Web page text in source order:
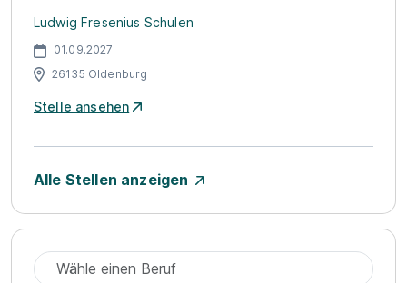
Ludwig Fresenius Schulen
01.09.2027
26135 Oldenburg
Stelle ansehen
Alle Stellen anzeigen